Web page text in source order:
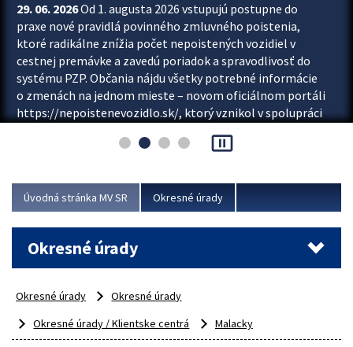
29. 06. 2026Od 1. augusta 2026 vstupujú postupne do
praxe nové pravidlá povinného zmluvného poistenia,
ktoré radikálne znížia počet nepoistených vozidiel v
cestnej premávke a zavedú poriadok a spravodlivosť do
systému PZP. Občania nájdu všetky potrebné informácie
o zmenách na jednom mieste – novom oficiálnom portáli
https://nepoistenevozidlo.sk/, ktorý vznikol v spolupráci
asociácie poisťovní (SLASPO) a Ministerstva vnútra SR.
Viac
pause_presentation
Úvodná stránka MV SR Okresné úrady
Okresné úrady
Okresné úrady
Okresné úrady
Okresné úrady / Klientske centrá
Malacky